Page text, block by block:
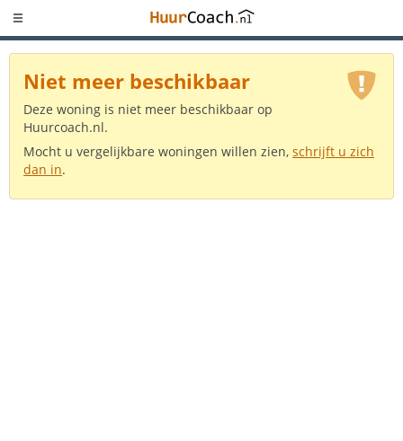
Niet meer beschikbaar
Deze woning is niet meer beschikbaar op
Huurcoach.nl.
Mocht u vergelijkbare woningen willen zien, schrijft u zich
dan in.